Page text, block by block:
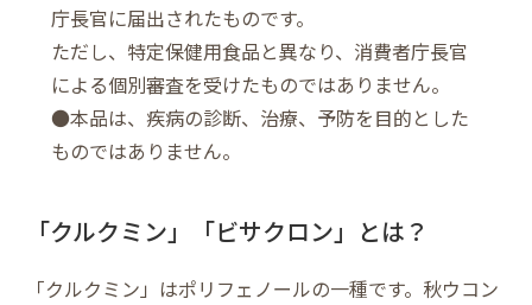
庁長官に届出されたものです。
ただし、特定保健用食品と異なり、消費者庁長官
による個別審査を受けたものではありません。
●本品は、疾病の診断、治療、予防を目的とした
ものではありません。
「クルクミン」「ビサクロン」とは？
「クルクミン」はポリフェノールの一種です。秋ウコン